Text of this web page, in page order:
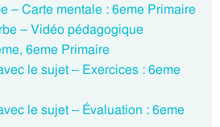
– Carte mentale : 6eme Primaire
– Vidéo pédagogique
6eme Primaire
le sujet – Exercices : 6eme
le sujet – Évaluation : 6eme